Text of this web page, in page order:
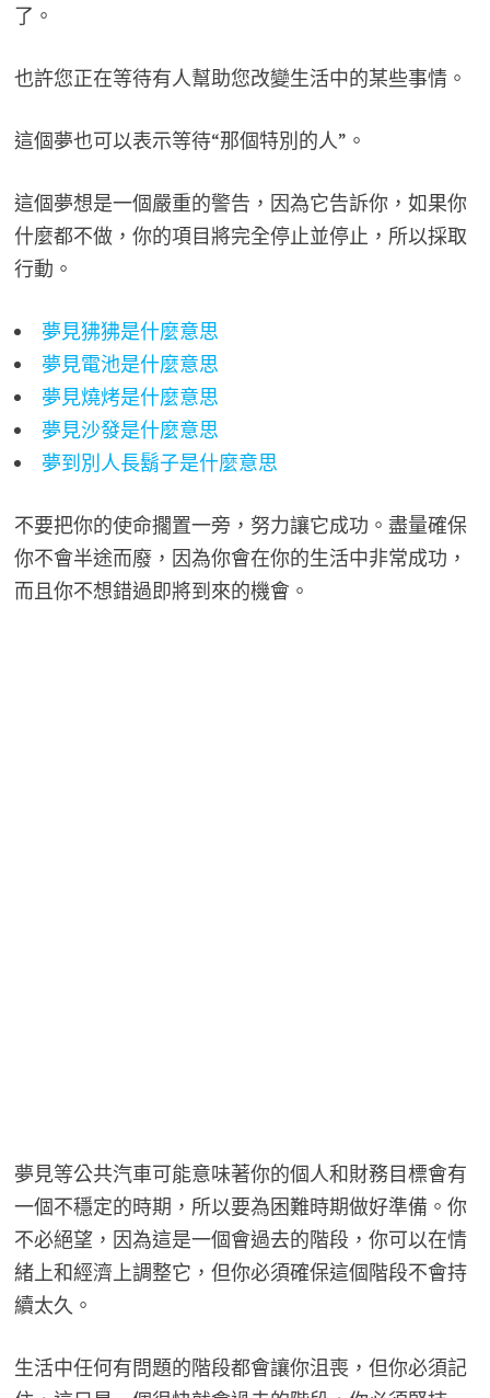
了。
也許您正在等待有人幫助您改變生活中的某些事情。
這個夢也可以表示等待“那個特別的人”。
這個夢想是一個嚴重的警告，因為它告訴你，如果你
什麼都不做，你的項目將完全停止並停止，所以採取
行動。
夢見狒狒是什麼意思
夢見電池是什麼意思
夢見燒烤是什麼意思
夢見沙發是什麼意思
夢到別人長鬍子是什麼意思
不要把你的使命擱置一旁，努力讓它成功。盡量確保
你不會半途而廢，因為你會在你的生活中非常成功，
而且你不想錯過即將到來的機會。
夢見等公共汽車可能意味著你的個人和財務目標會有
一個不穩定的時期，所以要為困難時期做好準備。你
不必絕望，因為這是一個會過去的階段，你可以在情
緒上和經濟上調整它，但你必須確保這個階段不會持
續太久。
生活中任何有問題的階段都會讓你沮喪，但你必須記